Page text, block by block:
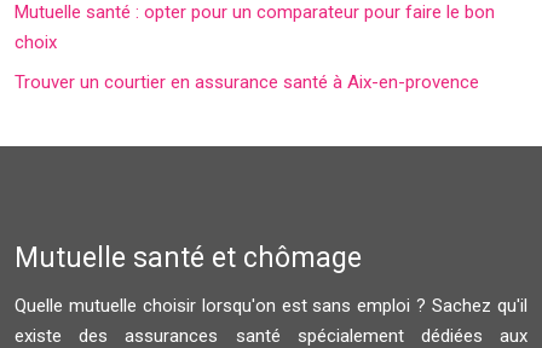
Mutuelle santé : opter pour un comparateur pour faire le bon
choix
Trouver un courtier en assurance santé à Aix-en-provence
Mutuelle santé et chômage
Quelle mutuelle choisir lorsqu'on est sans emploi ? Sachez qu'il
existe des assurances santé spécialement dédiées aux